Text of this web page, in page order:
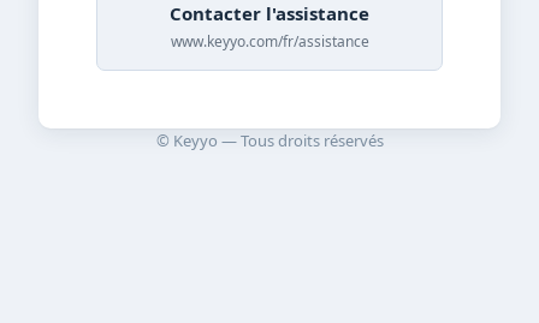
Contacter l'assistance
www.keyyo.com/fr/assistance
© Keyyo — Tous droits réservés